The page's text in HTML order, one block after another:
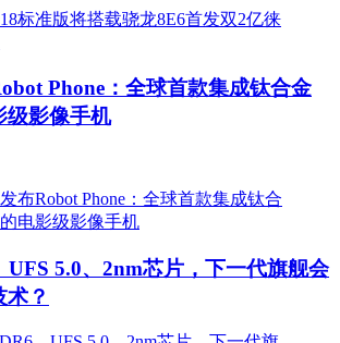
Phone：全球首款集成钛合金
级影像手机
UFS 5.0、2nm芯片，下一代旗舰会
术？